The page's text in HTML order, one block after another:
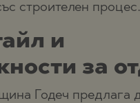
строителен процес.
и
за
Годеч предлага